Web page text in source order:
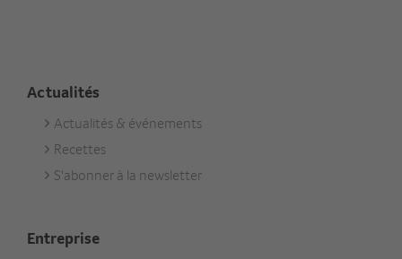
Actualités
Footer
Aktuell
Actualités & événements
Recettes
S'abonner à la newsletter
Entreprise